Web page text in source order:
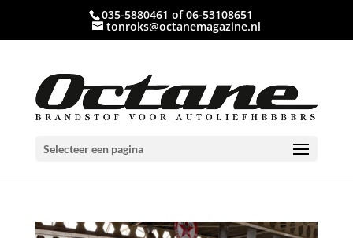
035-5880461 of 06-53108651
tonroks@octanemagazine.nl
Selecteer een pagina